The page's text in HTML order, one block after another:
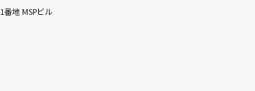
番地 MSPビル